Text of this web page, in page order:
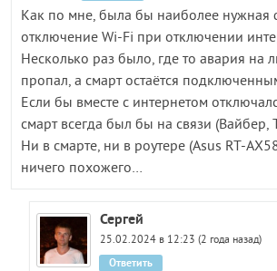
Как по мне, была бы наиболее нужная
отключение Wi-Fi при отключении
Несколько раз было, где то авария на
пропал, а смарт остаётся
Если бы вместе с интернетом
смарт всегда был бы на связи (Вайбер,
Ни в смарте, ни в роутере (Asus RT-
ничего похожего…
Сергей
25.02.2024 в 12:23 (2 года назад)
Ответить